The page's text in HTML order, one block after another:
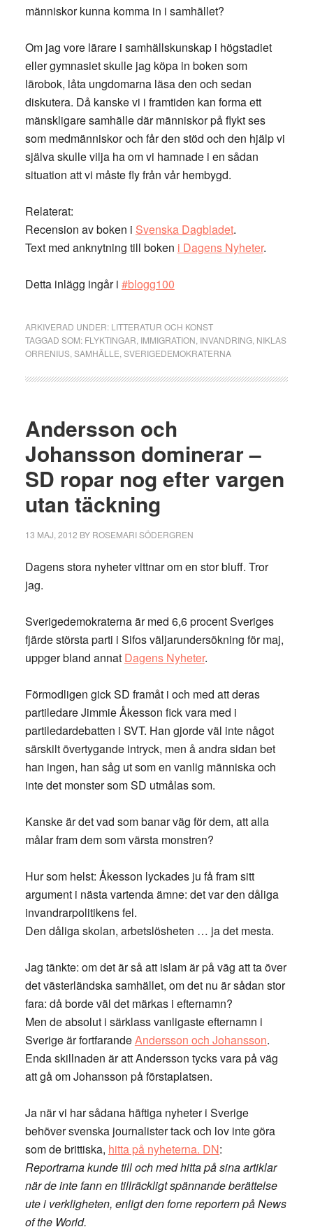
människor kunna komma in i samhället?
Om jag vore lärare i samhällskunskap i högstadiet
eller gymnasiet skulle jag köpa in boken som
lärobok, låta ungdomarna läsa den och sedan
diskutera. Då kanske vi i framtiden kan forma ett
mänskligare samhälle där människor på flykt ses
som medmänniskor och får den stöd och den hjälp vi
själva skulle vilja ha om vi hamnade i en sådan
situation att vi måste fly från vår hembygd.
Relaterat:
Recension av boken i Svenska Dagbladet.
Text med anknytning till boken i Dagens Nyheter.
Detta inlägg ingår i #blogg100
ARKIVERAD UNDER: LITTERATUR OCH KONST
TAGGAD SOM: FLYKTINGAR IMMIGRATION INVANDRING, NIKLAS
ORRENIUS, SAMHÄLLE SVERIGEDEMOKRATERNA
Andersson och
Johansson dominerar –
SD ropar nog efter vargen
utan täckning
13 MAJ, 2012 BY ROSEMARI SÖDERGREN
Dagens stora nyheter vittnar om en stor bluff. Tror
jag.
Sverigedemokraterna är med 6,6 procent Sveriges
fjärde största parti i Sifos väljarundersökning för maj,
uppger bland annat Dagens Nyheter.
Förmodligen gick SD framåt i och med att deras
partiledare Jimmie Åkesson fick vara med i
partiledardebatten i SVT. Han gjorde väl inte något
särskilt övertygande intryck, men å andra sidan bet
han ingen, han såg ut som en vanlig människa och
inte det monster som SD utmålas som.
Kanske är det vad som banar väg för dem, att alla
målar fram dem som värsta monstren?
Hur som helst: Åkesson lyckades ju få fram sitt
argument i nästa vartenda ämne: det var den dåliga
invandrarpolitikens fel.
Den dåliga skolan, arbetslösheten … ja det mesta.
Jag tänkte: om det är så att islam är på väg att ta över
det västerländska samhället, om det nu är sådan stor
fara: då borde väl det märkas i efternamn?
Men de absolut i särklass vanligaste efternamn i
Sverige är fortfarandeAndersson och Johansson.
Enda skillnaden är att Andersson tycks vara på väg
att gå om Johansson på förstaplatsen.
Ja när vi har sådana häftiga nyheter i Sverige
behöver svenska journalister tack och lov inte göra
som de brittiska, hitta på nyheterna. DN:
Reportrarna kunde till och med hitta på sina artiklar
när de inte fann en tillräckligt spännande berättelse
ute i verkligheten, enligt den forne reportern på News
of the World.